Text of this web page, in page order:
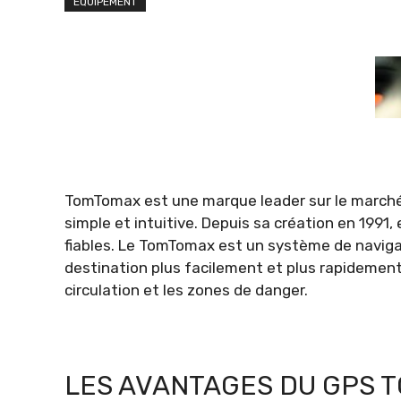
TomTomax est une marque leader sur le
simple et intuitive. Depuis sa création en
fiables. Le TomTomax est un système de
destination plus facilement et plus
circulation et les zones de danger.
LES AVANTAGES DU GPS